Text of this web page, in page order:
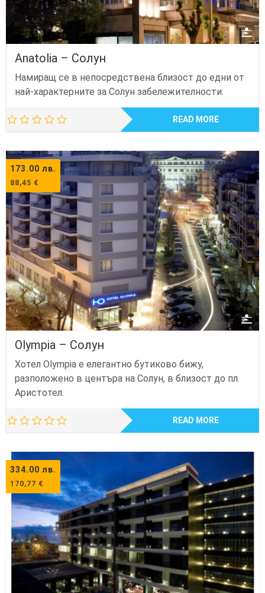
Anatolia – Солун
Намиращ се в непосредствена близост до едни от
най-характерните за Солун забележителности.
READ MORE
173.00 лв.
88,45 €
Olympia – Солун
Хотел Olympia е елегантно бутиково бижу,
разположено в центъра на Солун, в близост до пл.
Аристотел.
READ MORE
334.00 лв.
170,77 €